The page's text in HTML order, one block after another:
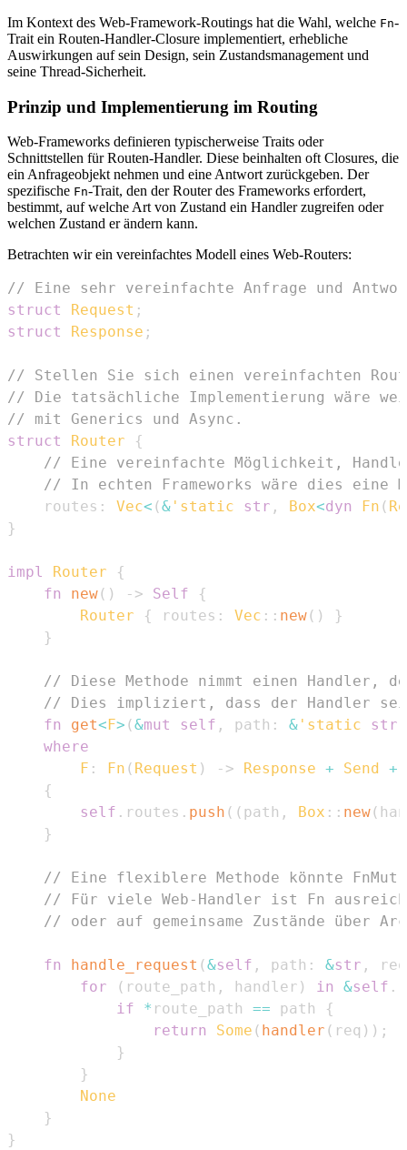
Im Kontext des Web-Framework-Routings hat die Wahl, welche Fn-
Trait ein Routen-Handler-Closure implementiert, erhebliche
Auswirkungen auf sein Design, sein Zustandsmanagement und
seine Thread-Sicherheit.
Prinzip und Implementierung im Routing
Web-Frameworks definieren typischerweise Traits oder
Schnittstellen für Routen-Handler. Diese beinhalten oft Closures, die
ein Anfrageobjekt nehmen und eine Antwort zurückgeben. Der
spezifische Fn-Trait, den der Router des Frameworks erfordert,
bestimmt, auf welche Art von Zustand ein Handler zugreifen oder
welchen Zustand er ändern kann.
Betrachten wir ein vereinfachtes Modell eines Web-Routers:
// Eine sehr vereinfachte Anfrage und
struct
Request ;
struct
Response ;
// Stellen Sie sich einen vereinfachten
// Die tatsächliche Implementierung wäre
// mit Generics und Async.
struct
Router
{
// Eine vereinfachte Möglichkeit,
// In echten Frameworks wäre dies eine
    routes
: Vec< (& 'static str , Box<dyn Fn (
}
impl Router
{
fn
new( ) -> Self
{
Router
{ routes : Vec :: new( )
}
}
// Diese Methode nimmt einen Handler,
// Dies impliziert, dass der Handler
fn
get< F> (&mut self , path : & 'static str
where
F : Fn ( Request ) -> Response + Send
+
{
self . routes . push ( ( path , Box :: new(
}
// Eine flexiblere Methode könnte FnMut
// Für viele Web-Handler ist Fn
// oder auf gemeinsame Zustände über
fn handle_request (&self , path : &str ,
req
for
( route_path , handler ) in &self .
if
* route_path == path
{
return
Some ( handler ( req ) ) ;
}
}
None
}
}